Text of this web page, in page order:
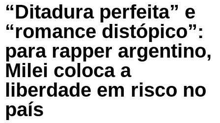
“Ditadura perfeita” e
“romance distópico”:
para rapper argentino,
Milei coloca a
liberdade em risco no
país